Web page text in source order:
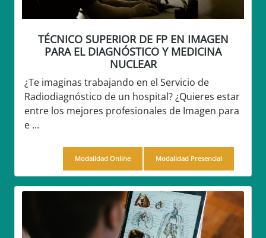
TÉCNICO SUPERIOR DE FP EN IMAGEN
PARA EL DIAGNÓSTICO Y MEDICINA
NUCLEAR
¿Te imaginas trabajando en el Servicio de
Radiodiagnóstico de un hospital? ¿Quieres estar
entre los mejores profesionales de Imagen para
e ...
Modalidad Online Modalidad Presencial